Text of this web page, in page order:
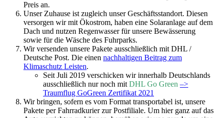
Preis an.
Unser Zuhause ist zugleich unser Geschäftsstandort. Diesen
versorgen wir mit Ökostrom, haben eine Solaranlage auf dem
Dach und nutzen Regenwasser für unsere Bewässerung
sowie für die Wäsche des Fuhrparks.
Wir versenden unsere Pakete ausschließlich mit DHL /
Deutsche Post. Die einen nachhaltigen Beitrag zum
Klimaschutz Leisten.
Seit Juli 2019 verschicken wir innerhalb Deutschlands
ausschließlich nur noch mit DHL Go Green –>
Traumflug GoGreen Zertifikat 2021
Wir bringen, sofern es vom Format transportabel ist, unsere
Pakete per Fahrradkurier zur Postfiliale. Um hier ganz auf das